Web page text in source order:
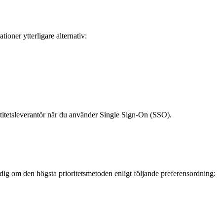
ytterligare alternativ:
när du använder Single Sign-On (SSO).
om den högsta prioritetsmetoden enligt följande preferensordning: